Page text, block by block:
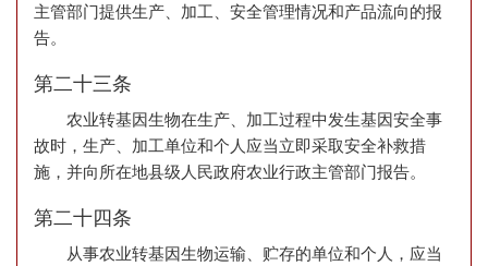
主管部门提供生产、加工、安全管理情况和产品流向的报
告。
第二十三条
农业转基因生物在生产、加工过程中发生基因安全事
故时，生产、加工单位和个人应当立即采取安全补救措
施，并向所在地县级人民政府农业行政主管部门报告。
第二十四条
从事农业转基因生物运输、贮存的单位和个人，应当